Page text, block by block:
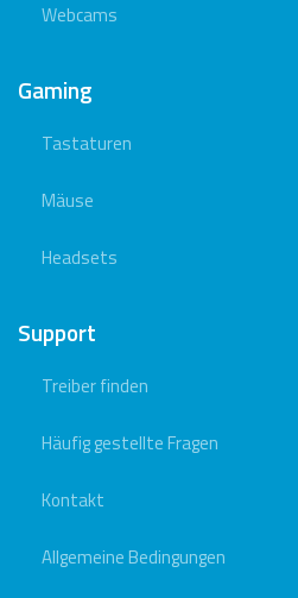
Webcams
Gaming
Tastaturen
Mäuse
Headsets
Support
Treiber finden
Häufig gestellte Fragen
Kontakt
Allgemeine Bedingungen